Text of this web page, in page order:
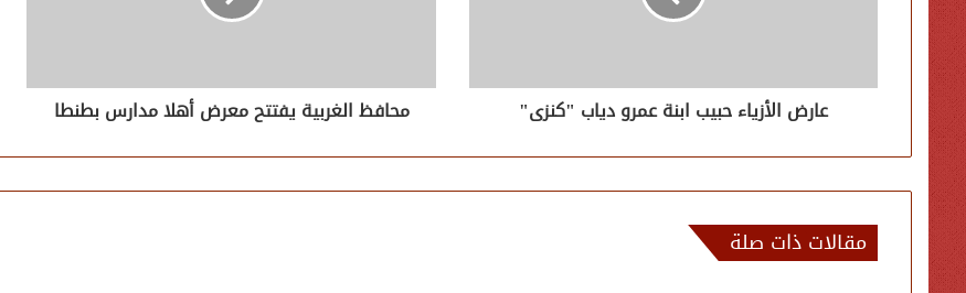
عارض الأزياء حبيب ابنة عمرو دياب "كنزى" محافظ الغربية يفتتح معرض أهلا مدارس بطنطا
مقالات ذات صلة